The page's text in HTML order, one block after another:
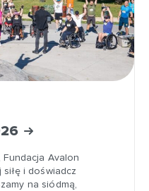
Fundacja Avalon
siłę i doświadcz
na siódmą,